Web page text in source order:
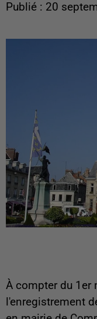
Publié : 20
À compter du 1er
l'enregistrement